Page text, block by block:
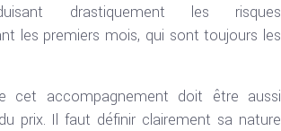
drastiquement les risques
les premiers mois, qui sont toujours les
cet accompagnement doit être aussi
prix. Il faut définir clairement sa nature